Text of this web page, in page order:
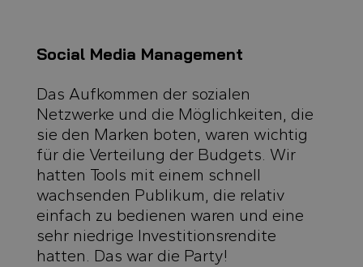
Social Media Management
Das Aufkommen der sozialen
Netzwerke und die Möglichkeiten, die
sie den Marken boten, waren wichtig
für die Verteilung der Budgets. Wir
hatten Tools mit einem schnell
wachsenden Publikum, die relativ
einfach zu bedienen waren und eine
sehr niedrige Investitionsrendite
hatten. Das war die Party!